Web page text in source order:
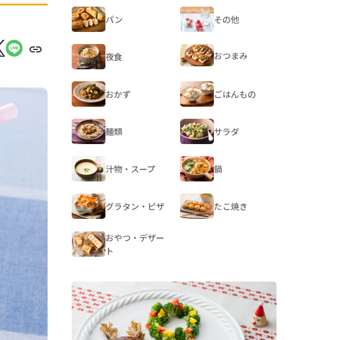
パン その他
夜食 おつまみ
おかず ごはんもの
麺類 サラダ
汁物・スープ 鍋
グラタン・ピザ たこ焼き
おやつ・デザー
ト